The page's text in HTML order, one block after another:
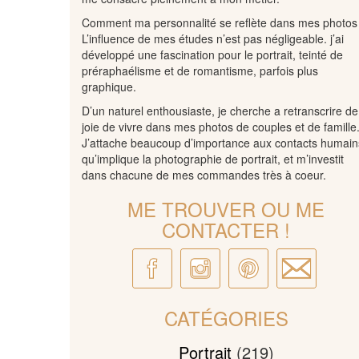
Comment ma personnalité se reflète dans mes
L’influence de mes études n’est pas négligeable. j’ai
développé une fascination pour le portrait, teinté de
préraphaélisme et de romantisme, parfois plus
graphique.
D’un naturel enthousiaste, je cherche a retranscrire
joie de vivre dans mes photos de couples et de famille.
J’attache beaucoup d’importance aux contacts
qu’implique la photographie de portrait, et m’investit
dans chacune de mes commandes très à coeur.
ME TROUVER OU ME
CONTACTER !
CATÉGORIES
Portrait (219)